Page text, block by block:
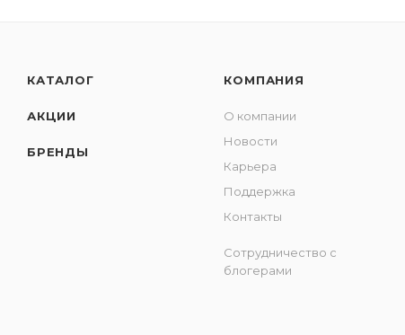
КАТАЛОГ
АКЦИИ
БРЕНДЫ
КОМПАНИЯ
О компании
Новости
Карьера
Поддержка
Контакты
Сотрудничество с
блогерами